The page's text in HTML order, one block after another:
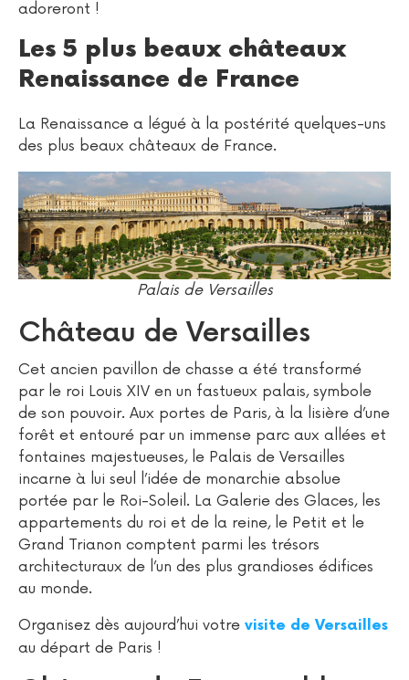
adoreront !
Les 5 plus beaux châteaux
Renaissance de France
La Renaissance a légué à la postérité quelques-uns
des plus beaux châteaux de France.
Palais de Versailles
Château de Versailles
Cet ancien pavillon de chasse a été transformé
par le roi Louis XIV en un fastueux palais, symbole
de son pouvoir. Aux portes de Paris, à la lisière d’une
forêt et entouré par un immense parc aux allées et
fontaines majestueuses, le Palais de Versailles
incarne à lui seul l’idée de monarchie absolue
portée par le Roi-Soleil. La Galerie des Glaces, les
appartements du roi et de la reine, le Petit et le
Grand Trianon comptent parmi les trésors
architecturaux de l’un des plus grandioses édifices
au monde.
Organisez dès aujourd’hui votre visite de Versailles
au départ de Paris !